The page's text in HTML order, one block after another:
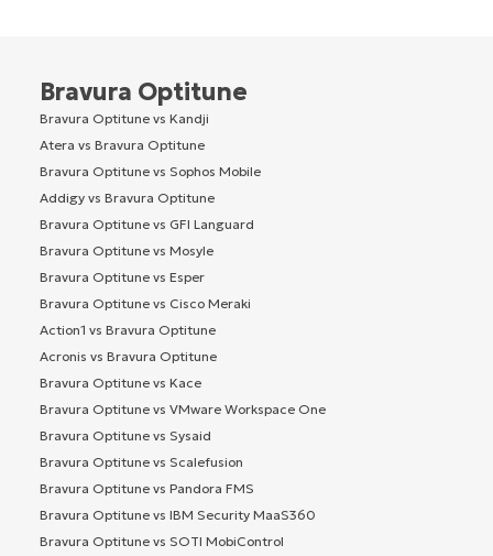
Bravura Optitune
Bravura Optitune vs Kandji
Atera vs Bravura Optitune
Bravura Optitune vs Sophos Mobile
Addigy vs Bravura Optitune
Bravura Optitune vs GFI Languard
Bravura Optitune vs Mosyle
Bravura Optitune vs Esper
Bravura Optitune vs Cisco Meraki
Action1 vs Bravura Optitune
Acronis vs Bravura Optitune
Bravura Optitune vs Kace
Bravura Optitune vs VMware Workspace One
Bravura Optitune vs Sysaid
Bravura Optitune vs Scalefusion
Bravura Optitune vs Pandora FMS
Bravura Optitune vs IBM Security MaaS360
Bravura Optitune vs SOTI MobiControl